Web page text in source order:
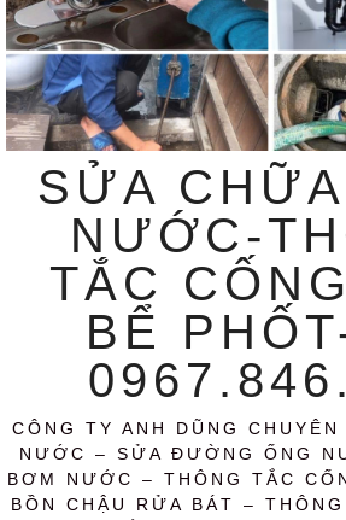
SỬA
NƯỚC-
TẮC
BỂ
CÔNG TY ANH DŨNG
NƯỚC – SỬA ĐƯỜNG ỐNG
BƠM NƯỚC – THÔNG TẮC
BỒN CHẬU RỬA BÁT –